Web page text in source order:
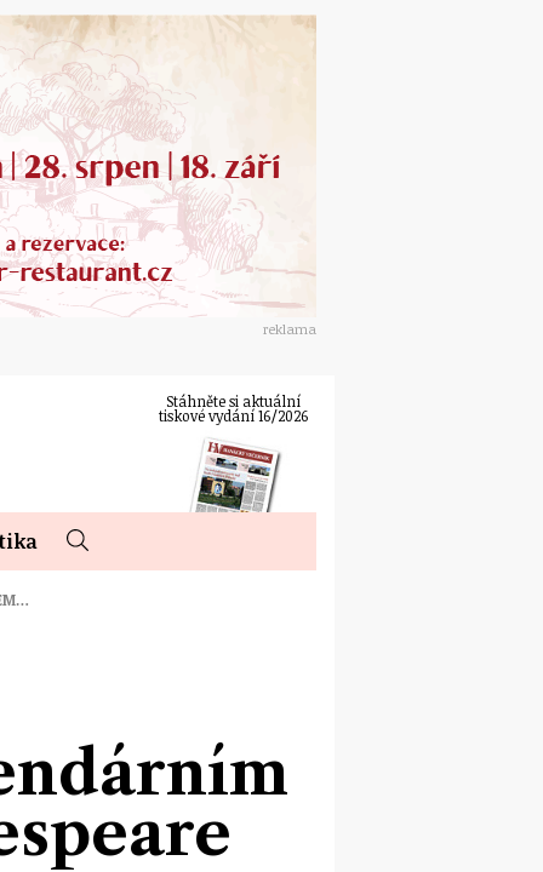
reklama
Stáhněte si aktuální
tiskové vydání 16/2026